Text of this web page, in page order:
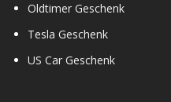
Oldtimer Geschenk
Tesla Geschenk
US Car Geschenk